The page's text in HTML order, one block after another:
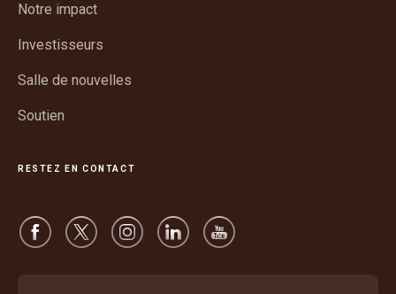
Notre impact
Investisseurs
Salle de nouvelles
Soutien
RESTEZ EN CONTACT